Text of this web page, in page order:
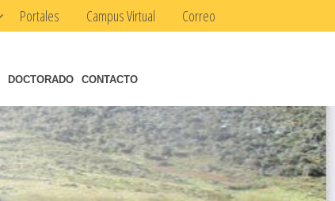
Portales Campus Virtual Correo
DOCTORADO CONTACTO